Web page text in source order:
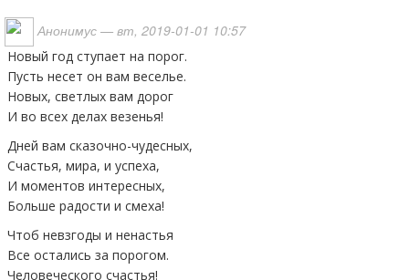
Анонимус — вт, 2019-01-01 10:57
Новый год ступает на порог.
Пусть несет он вам веселье.
Новых, светлых вам дорог
И во всех делах везенья!
Дней вам сказочно-чудесных,
Счастья, мира, и успеха,
И моментов интересных,
Больше радости и смеха!
Чтоб невзгоды и ненастья
Все остались за порогом.
Человеческого счастья!